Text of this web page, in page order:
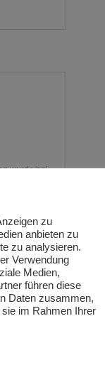
wurde bei
Astrid
2023
zu
anbieten zu
zu analysieren.
Verwendung
Medien,
führen diese
Daten zusammen,
im Rahmen Ihrer